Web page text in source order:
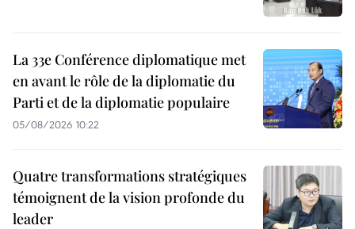
La 33e Conférence diplomatique met
en avant le rôle de la diplomatie du
Parti et de la diplomatie populaire
05/08/2026 10:22
Quatre transformations stratégiques
témoignent de la vision profonde du
leader